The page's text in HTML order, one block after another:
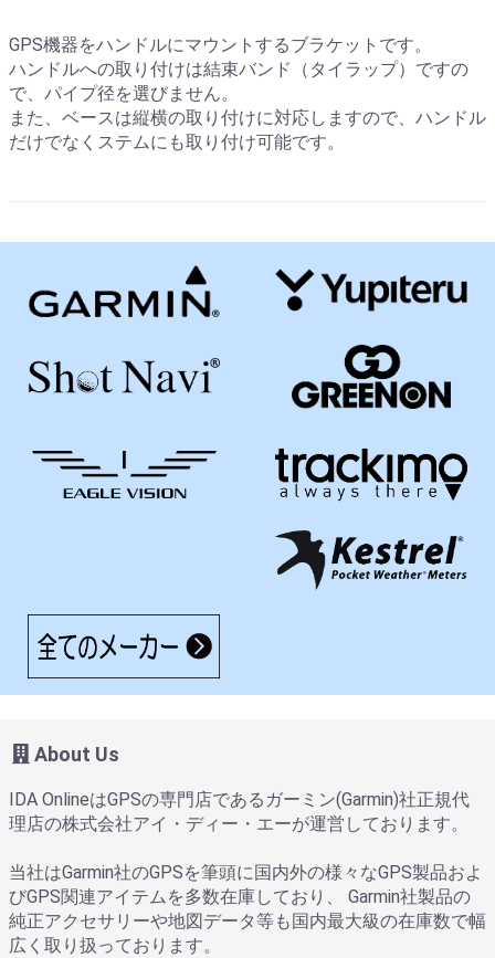
GPS機器をハンドルにマウントするブラケットです。
ハンドルへの取り付けは結束バンド（タイラップ）ですの
で、パイプ径を選びません。
また、ベースは縦横の取り付けに対応しますので、ハンドル
だけでなくステムにも取り付け可能です。
About Us
IDA OnlineはGPSの専門店であるガーミン(Garmin)社正規代
理店の株式会社アイ・ディー・エーが運営しております。
当社はGarmin社のGPSを筆頭に国内外の様々なGPS製品およ
びGPS関連アイテムを多数在庫しており、 Garmin社製品の
純正アクセサリーや地図データ等も国内最大級の在庫数で幅
広く取り扱っております。